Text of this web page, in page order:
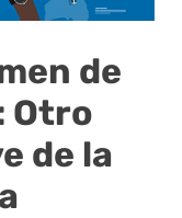
de
Otro
de la